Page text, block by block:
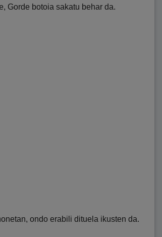
Gorde botoia sakatu behar da.
ondo erabili dituela ikusten da.